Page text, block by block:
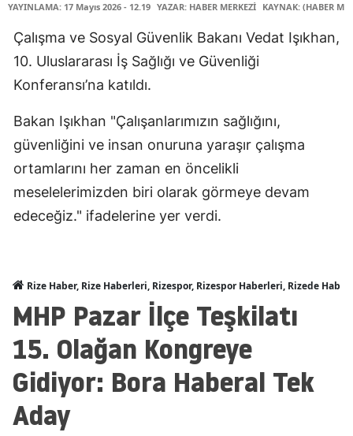
YAYINLAMA: 17 Mayıs 2026 - 12.19 YAZAR: HABER MERKEZİ KAYNAK: (HABER
Çalışma ve Sosyal Güvenlik Bakanı Vedat Işıkhan,
10. Uluslararası İş Sağlığı ve Güvenliği
Konferansı’na katıldı.
Bakan Işıkhan "Çalışanlarımızın sağlığını,
güvenliğini ve insan onuruna yaraşır çalışma
ortamlarını her zaman en öncelikli
meselelerimizden biri olarak görmeye devam
edeceğiz." ifadelerine yer verdi.
Rize Haber, Rize Haberleri, Rizespor, Rizespor Haberleri, Rizede
MHP Pazar İlçe Teşkilatı
15. Olağan Kongreye
Gidiyor: Bora Haberal Tek
Aday